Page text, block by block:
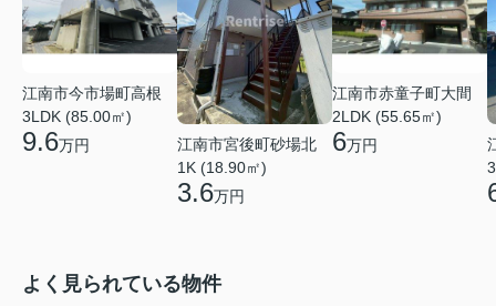
江南市今市場町高根
3LDK (85.00㎡)
9.6万円
江南市宮後町砂場北
1K (18.90㎡)
3.6万円
江南市赤童子町大間
2LDK (55.65㎡)
6万円
よく見られている物件